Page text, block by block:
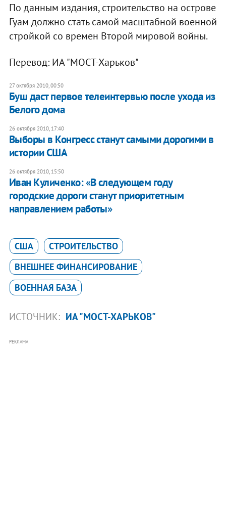
По данным издания, строительство на острове
Гуам должно стать самой масштабной военной
стройкой со времен Второй мировой войны.
Перевод: ИА "МОСТ-Харьков"
27 октября 2010, 00:50
Буш даст первое телеинтервью после ухода из
Белого дома
26 октября 2010, 17:40
Выборы в Конгресс станут самыми дорогими в
истории США
26 октября 2010, 15:50
Иван Куличенко: «В следующем году
городские дороги станут приоритетным
направлением работы»
США
СТРОИТЕЛЬСТВО
ВНЕШНЕЕ ФИНАНСИРОВАНИЕ
ВОЕННАЯ БАЗА
ИСТОЧНИК: ИА "МОСТ-ХАРЬКОВ"
РЕКЛАМА